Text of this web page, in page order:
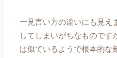
【告白編】記事一覧
一見言い方の違いにも見え
してしまいがちなものです
は似ているようで根本的な